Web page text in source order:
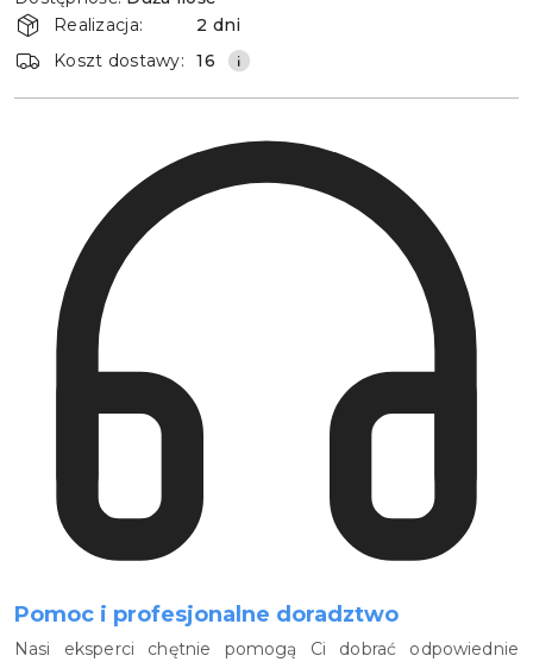
i
dostawa
Realizacja:
2 dni
Koszt dostawy:
16
Pomoc i profesjonalne doradztwo
Nasi eksperci chętnie pomogą Ci dobrać odpowiednie